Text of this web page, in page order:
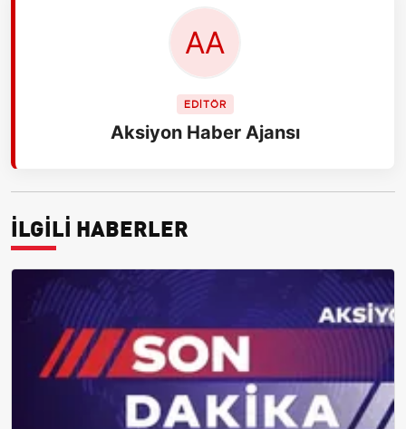
EDİTÖR
Aksiyon Haber Ajansı
İLGİLİ HABERLER